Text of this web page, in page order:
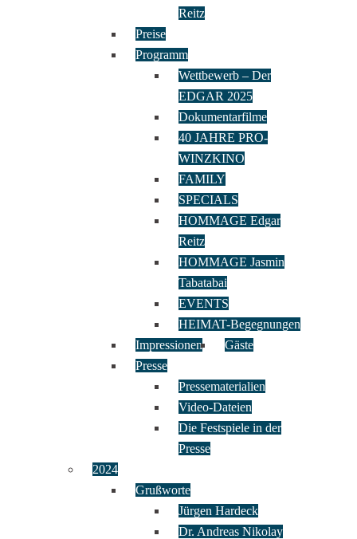
Reitz
Preise
Programm
Wettbewerb – Der
EDGAR 2025
Dokumentarfilme
40 JAHRE PRO-
WINZKINO
FAMILY
SPECIALS
HOMMAGE Edgar
Reitz
HOMMAGE Jasmin
Tabatabai
EVENTS
HEIMAT-Begegnungen
Impressionen
Gäste
Presse
Pressematerialien
Video-Dateien
Die Festspiele in der
Presse
2024
Grußworte
Jürgen Hardeck
Dr. Andreas Nikolay